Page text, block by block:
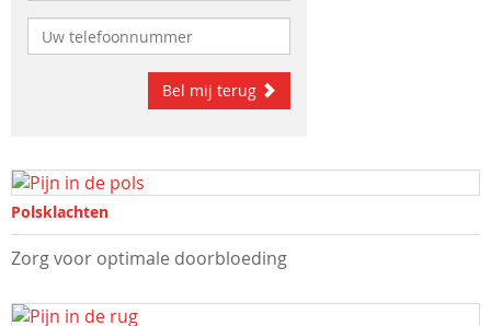
Bel mij terug
Polsklachten
Zorg voor optimale doorbloeding